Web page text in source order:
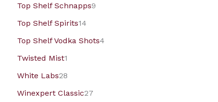
Top Shelf Schnapps9
Top Shelf Spirits14
Top Shelf Vodka Shots4
Twisted Mist1
White Labs28
Winexpert Classic27